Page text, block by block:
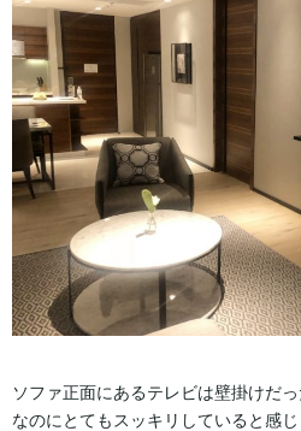
ソファ正面にあるテレビは壁掛けだ
なのにとてもスッキリしていると感じ